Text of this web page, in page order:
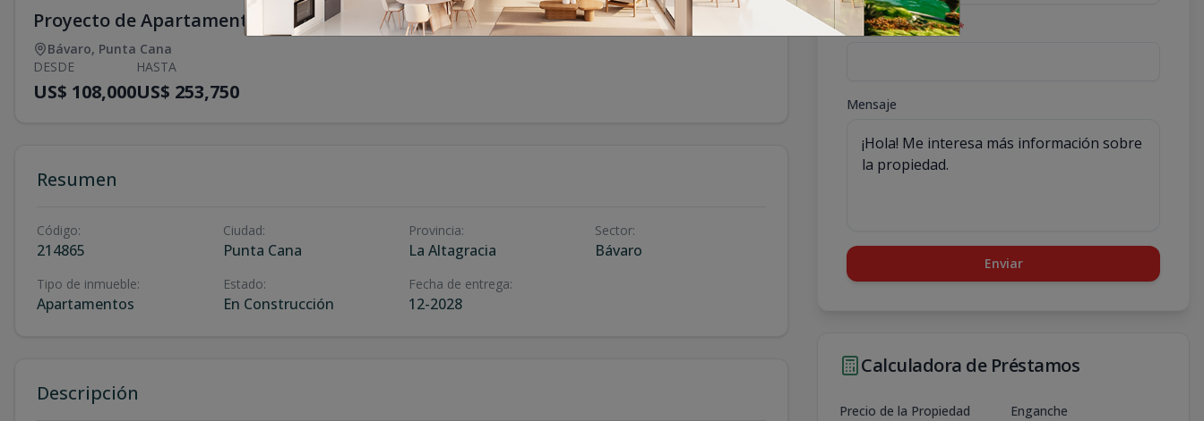
Proyecto de Apartamento en BAVARO PUNTA CANA
Bávaro, Punta Cana
DESDE
US$ 108,000
HASTA
US$ 253,750
Resumen
Código:
214865
Ciudad:
Punta Cana
Provincia:
La Altagracia
Sector:
Bávaro
Tipo de inmueble:
Apartamentos
Estado:
En Construcción
Fecha de entrega:
12-2028
Descripción
Correo Electrónico*
Mensaje
Enviar
Calculadora de Préstamos
Precio de la Propiedad Enganche